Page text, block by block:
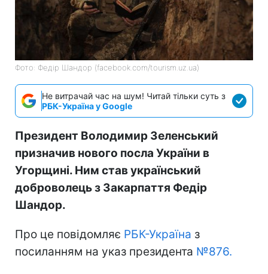
Фото: Федір Шандор (facebook.com/tourism.uz.ua)
Не витрачай час на шум! Читай тільки суть з
РБК-Україна у Google
Президент Володимир Зеленський
призначив нового посла України в
Угорщині. Ним став український
доброволець з Закарпаття Федір
Шандор.
Про це повідомляє РБК-Україна з
посиланням на указ президента №876.